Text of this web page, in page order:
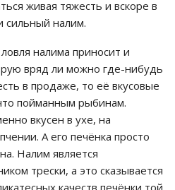
живая тяжесть и вскоре в
сильный налим.
налима приносит и
вряд ли можно где-нибудь
в продаже, то её вкусовые
пойманным рыбинам.
вкусен в ухе, на
А его печёнка просто
Налим является
трески, а это сказывается